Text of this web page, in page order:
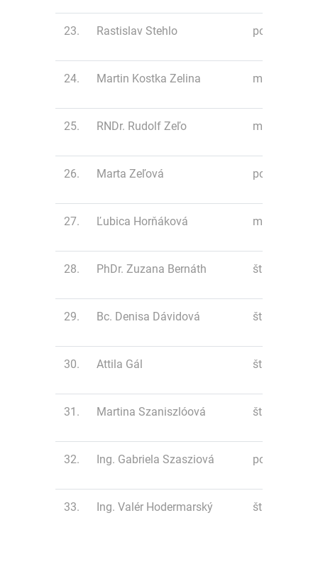
23. Rastislav Stehlo polmaratón
24. Martin Kostka Zelina maratón
25. RNDr. Rudolf Zeľo maratón
26. Marta Zeľová polmaratón
27. Ľubica Horňáková minimaratón
28. PhDr. Zuzana Bernáth štafeta 4 x ¼
29. Bc. Denisa Dávidová štafeta 4 x ¼
30. Attila Gál štafeta 4 x ¼
31. Martina Szaniszlóová štafeta 4 x ¼
32. Ing. Gabriela Szasziová polmaratón
33. Ing. Valér Hodermarský štafeta 4 x ¼